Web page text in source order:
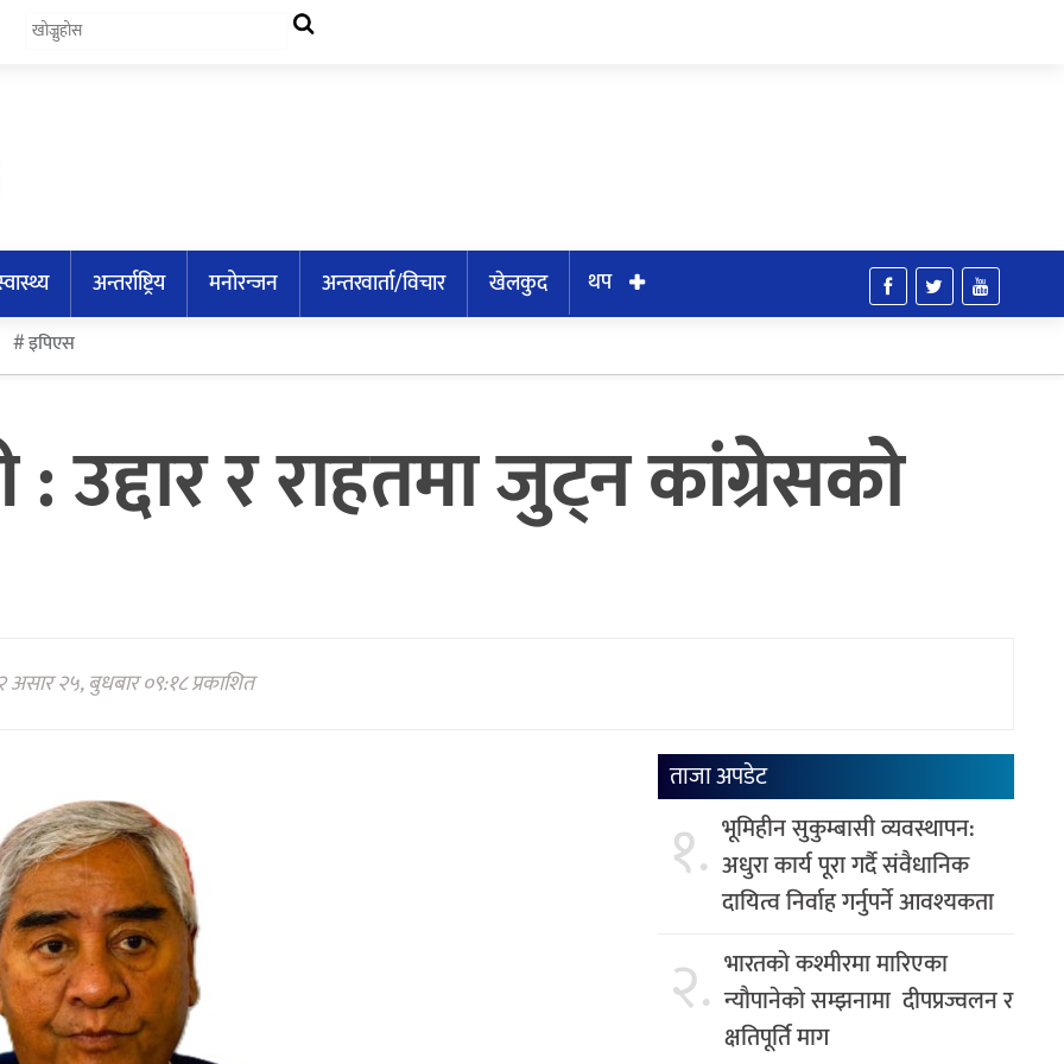
अन्तर्राष्ट्रिय मनोरन्जन अन्तरवार्ता/विचार खेलकुद
थप
इपिएस
उद्दार र राहतमा जुट्न कांग्रेसको
असार २५, बुधबार ०९:१८ प्रकाशित
ताजा अपडेट
१. भूमिहीन सुकुम्बासी व्यवस्थापन:
अधुरा कार्य पूरा गर्दै संवैधानिक
दायित्व निर्वाह गर्नुपर्ने आवश्यकता
२. भारतको कश्मीरमा मारिएका
न्यौपानेको सम्झनामा दीपप्रज्वलन र
क्षतिपूर्ति माग